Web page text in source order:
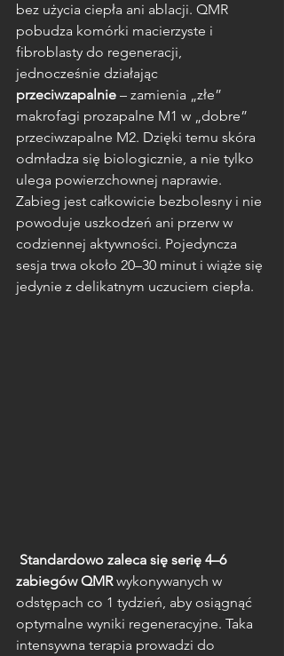
bez użycia ciepła ani ablacji. QMR
pobudza komórki macierzyste i
fibroblasty do regeneracji,
jednocześnie działając
przeciwzapalnie – zamienia „złe”
makrofagi prozapalne M1 w „dobre”
przeciwzapalne M2. Dzięki temu skóra
odmładza się biologicznie, a nie tylko
ulega powierzchownej naprawie.
Zabieg jest całkowicie bezbolesny i nie
powoduje uszkodzeń ani przerw w
codziennej aktywności. Pojedyncza
sesja trwa około 20–30 minut i wiąże się
jedynie z delikatnym uczuciem ciepła.
zabiegów QMR wykonywanych w
odstępach co 1 tydzień, aby osiągnąć
optymalne wyniki regeneracyjne. Taka
intensywna terapia prowadzi do